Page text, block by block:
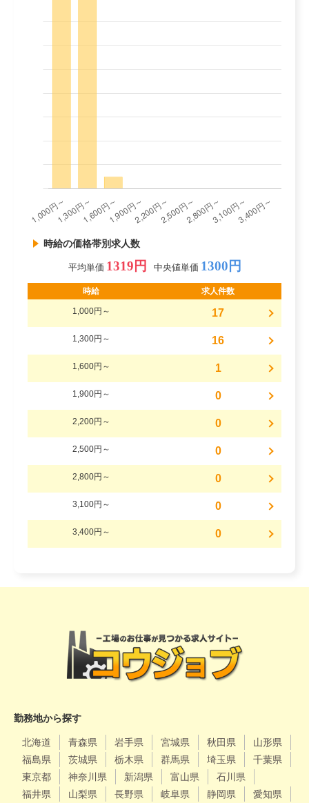
時給の価格帯別求人数
平均単価 1319円 中央値単価 1300円
時給 求人件数
1,000円～ 17
1,300円～ 16
1,600円～ 1
1,900円～ 0
2,200円～ 0
2,500円～ 0
2,800円～ 0
3,100円～ 0
3,400円～ 0
勤務地から探す
北海道 青森県 岩手県 宮城県 秋田県
山形県
福島県
茨城県 栃木県 群馬県 埼玉県
千葉県
東京都
神奈川県 新潟県 富山県
石川県
福井県
山梨県 長野県 岐阜県 静岡県
愛知県